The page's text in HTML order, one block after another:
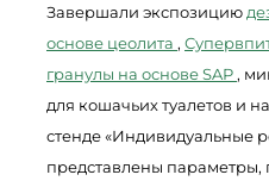
Завершали экспозицию
основе цеолита ,
гранулы на основе SAP ,
для кошачьих туалетов и
стенде «Индивидуальные
представлены